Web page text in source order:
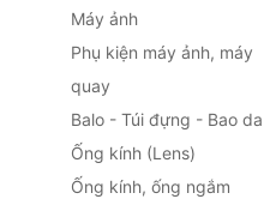
Máy ảnh
Phụ kiện máy ảnh, máy
quay
Balo - Túi đựng - Bao da
Ống kính (Lens)
Ống kính, ống ngắm